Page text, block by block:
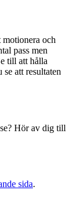
och
pass men
till att hålla
att resultaten
Hör av dig till
sida.